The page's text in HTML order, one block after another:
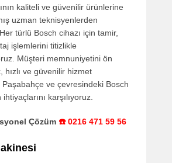
kaliteli ve güvenilir ürünlerine
uzman teknisyenlerden
türlü Bosch cihazı için tamir,
işlemlerini titizlikle
Müşteri memnuniyetini ön
hızlı ve güvenilir hizmet
Paşabahçe ve çevresindeki Bosch
ihtiyaçlarını karşılıyoruz.
Çözüm ☎️ 0216 471 59 56